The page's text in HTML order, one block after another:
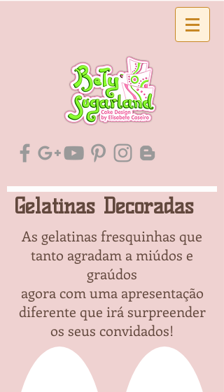
Gelatinas Decoradas
As gelatinas fresquinhas que
tanto agradam a miúdos e
graúdos
agora com uma apresentação
diferente que irá surpreender
os seus convidados!